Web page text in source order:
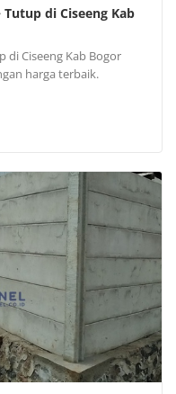
di Ciseeng Kab
di Ciseeng Kab Bogor
harga terbaik.